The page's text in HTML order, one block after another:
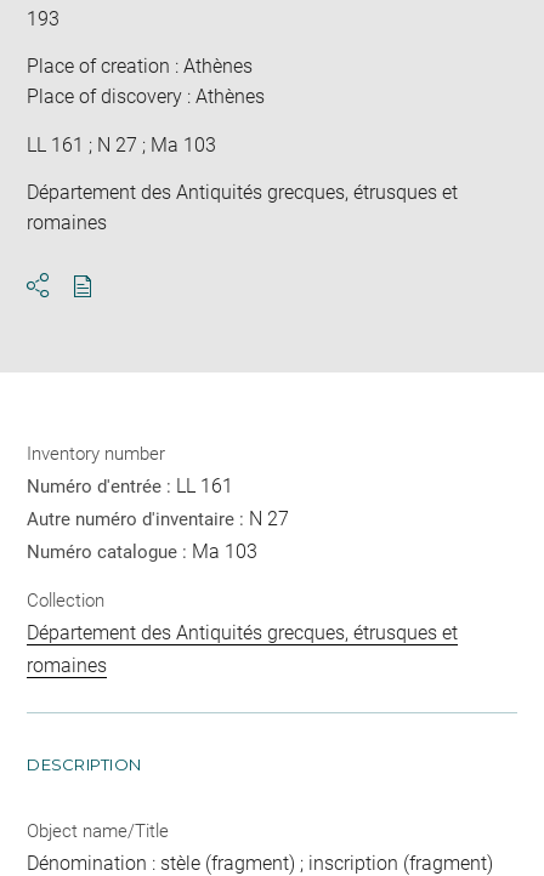
193
Place of creation : Athènes
Place of discovery : Athènes
LL 161 ; N 27 ; Ma 103
Département des Antiquités grecques, étrusques et
romaines
Inventory number
Numéro d'entrée : LL 161
Autre numéro d'inventaire : N 27
Numéro catalogue : Ma 103
Collection
Département des Antiquités grecques, étrusques et
romaines
DESCRIPTION
Object name/Title
Dénomination : stèle (fragment) ; inscription (fragment)